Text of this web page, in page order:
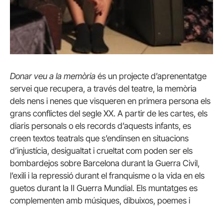
Donar veu a la memòria és un projecte d’aprenentatge
servei que recupera, a través del teatre, la memòria
dels nens i nenes que visqueren en primera persona els
grans conflictes del segle XX. A partir de les cartes, els
diaris personals o els records d’aquests infants, es
creen textos teatrals que s’endinsen en situacions
d’injustícia, desigualtat i crueltat com poden ser els
bombardejos sobre Barcelona durant la Guerra Civil,
l’exili i la repressió durant el franquisme o la vida en els
guetos durant la II Guerra Mundial. Els muntatges es
complementen amb músiques, dibuixos, poemes i